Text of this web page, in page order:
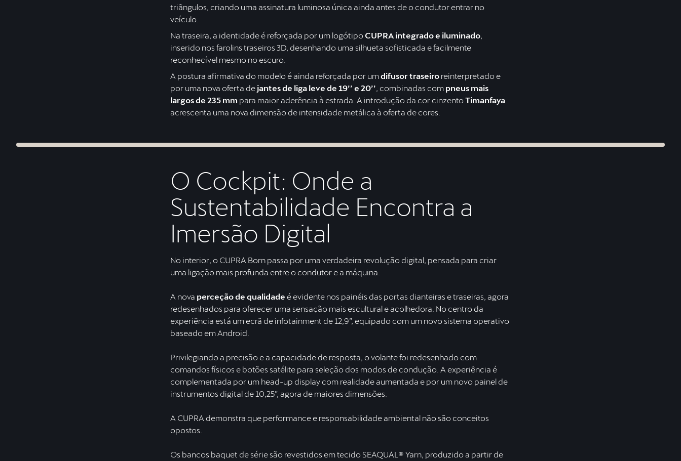
triângulos, criando uma assinatura luminosa única ainda antes de o condutor entrar no
veículo.
Na traseira, a identidade é reforçada por um logótipo CUPRA integrado e iluminado,
inserido nos farolins traseiros 3D, desenhando uma silhueta sofisticada e facilmente
reconhecível mesmo no escuro.
A postura afirmativa do modelo é ainda reforçada por umdifusor traseiroreinterpretado e
por uma nova oferta de jantes de liga leve de 19’’ e 20’’, combinadas com pneus mais
largos de 235 mm para maior aderência à estrada. A introdução da cor cinzentoTimanfaya
acrescenta uma nova dimensão de intensidade metálica à oferta de cores.
O Cockpit: Onde a
Sustentabilidade Encontra a
Imersão Digital
No interior, o CUPRA Born passa por uma verdadeira revolução digital, pensada para criar
uma ligação mais profunda entre o condutor e a máquina.
A nova perceção de qualidade é evidente nos painéis das portas dianteiras e traseiras, agora
redesenhados para oferecer uma sensação mais escultural e acolhedora. No centro da
experiência está um ecrã de infotainment de 12,9”, equipado com um novo sistema operativo
baseado em Android.
Privilegiando a precisão e a capacidade de resposta, o volante foi redesenhado com
comandos físicos e botões satélite para seleção dos modos de condução. A experiência é
complementada por um head-up display com realidade aumentada e por um novo painel de
instrumentos digital de 10,25”, agora de maiores dimensões.
A CUPRA demonstra que performance e responsabilidade ambiental não são conceitos
opostos.
Os bancos baquet de série são revestidos em tecido SEAQUAL® Yarn, produzido a partir de